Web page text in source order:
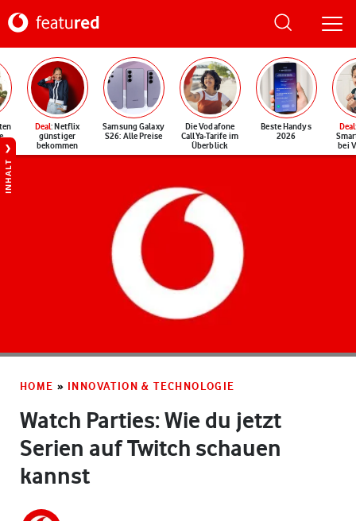
Deal: Netflix
günstiger
bekommen
Samsung Galaxy
S26: Alle Preise
Die Vodafone
CallYa-Tarife im
Überblick
Beste Handys
2026
Deal
bei
INHALT
HOME » INNOVATION & TECHNOLOGIE
Watch Parties: Wie du jetzt
Serien auf Twitch schauen
kannst